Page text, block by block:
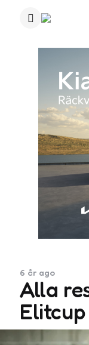
Alla
6 år ago